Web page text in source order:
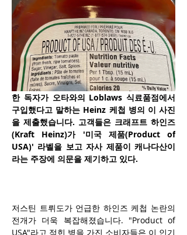
한 독자가 오타와의 Loblaws 식료품점에서
구입했다고 말하는 Heinz 케첩 병의 이 사진
을 제출했습니다. 고객들은 크래프트 하인즈
(Kraft Heinz)가 '미국 제품(Product of
USA)' 라벨을 보고 자사 제품이 캐나다산이
라는 주장에 의문을 제기하고 있다.
저스틴 트뤼도가 언급한 하인즈 케첩 논란의
전개가 더욱 복잡해졌습니다. "Product of
USA"라고 적힌 병을 가진 소비자들은 이 인기